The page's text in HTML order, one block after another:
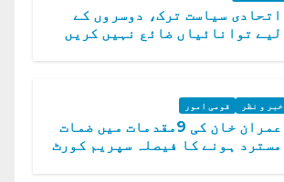
اتحادی سیاست ترک، دوسروں کے
لیے توانائیاں ضائع نہیں کریں
خبر و نظر قومی امور
عمران خان کی 9مقدمات میں ضمات
مسترد ہونے کا فیصلہ سپریم کورٹ